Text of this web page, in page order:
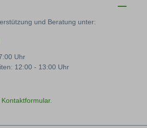
und Beratung unter:
Uhr
12:00 - 13:00 Uhr
Kontaktformular.